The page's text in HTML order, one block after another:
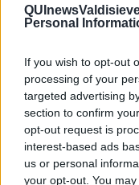
Personal
If you wish to opt-out
processing of your
targeted advertising
section to confirm
opt-out request is
interest-based ads
us or personal
your opt-out. You
registrati in Toscana
bollettino settimanale
Calano i ricoveri:
meno rispetto alla
meno, meno 33,3%) si
isolamento a casa,
richiedono cure
rispetto alla settimana